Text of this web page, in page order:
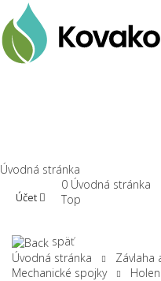
Úvodná stránka
Účet
0 Úvodná stránka
Top
späť
Úvodná stránka
Závlaha
Mechanické spojky